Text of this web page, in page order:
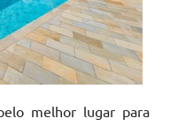
melhor lugar para